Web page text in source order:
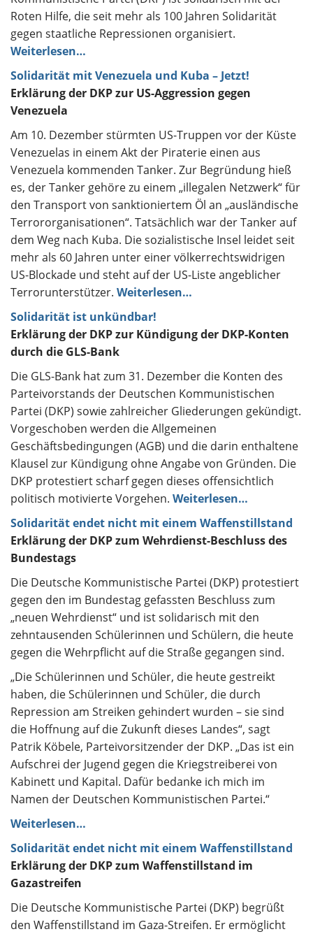
Roten Hilfe, die seit mehr als 100 Jahren Solidarität
gegen staatliche Repressionen organisiert.
Weiterlesen…
Solidarität mit Venezuela und Kuba – Jetzt!
Erklärung der DKP zur US-Aggression gegen
Venezuela
Am 10. Dezember stürmten US-Truppen vor der Küste
Venezuelas in einem Akt der Piraterie einen aus
Venezuela kommenden Tanker. Zur Begründung hieß
es, der Tanker gehöre zu einem „illegalen Netzwerk“ für
den Transport von sanktioniertem Öl an „ausländische
Terrororganisationen“. Tatsächlich war der Tanker auf
dem Weg nach Kuba. Die sozialistische Insel leidet seit
mehr als 60 Jahren unter einer völkerrechtswidrigen
US-Blockade und steht auf der US-Liste angeblicher
Terrorunterstützer. Weiterlesen…
Solidarität ist unkündbar!
Erklärung der DKP zur Kündigung der DKP-Konten
durch die GLS-Bank
Die GLS-Bank hat zum 31. Dezember die Konten des
Parteivorstands der Deutschen Kommunistischen
Partei (DKP) sowie zahlreicher Gliederungen gekündigt.
Vorgeschoben werden die Allgemeinen
Geschäftsbedingungen (AGB) und die darin enthaltene
Klausel zur Kündigung ohne Angabe von Gründen. Die
DKP protestiert scharf gegen dieses offensichtlich
politisch motivierte Vorgehen. Weiterlesen…
Solidarität endet nicht mit einem Waffenstillstand
Erklärung der DKP zum Wehrdienst-Beschluss des
Bundestags
Die Deutsche Kommunistische Partei (DKP) protestiert
gegen den im Bundestag gefassten Beschluss zum
„neuen Wehrdienst“ und ist solidarisch mit den
zehntausenden Schülerinnen und Schülern, die heute
gegen die Wehrpflicht auf die Straße gegangen sind.
„Die Schülerinnen und Schüler, die heute gestreikt
haben, die Schülerinnen und Schüler, die durch
Repression am Streiken gehindert wurden – sie sind
die Hoffnung auf die Zukunft dieses Landes“, sagt
Patrik Köbele, Parteivorsitzender der DKP. „Das ist ein
Aufschrei der Jugend gegen die Kriegstreiberei von
Kabinett und Kapital. Dafür bedanke ich mich im
Namen der Deutschen Kommunistischen Partei.“
Weiterlesen…
Solidarität endet nicht mit einem Waffenstillstand
Erklärung der DKP zum Waffenstillstand im
Gazastreifen
Die Deutsche Kommunistische Partei (DKP) begrüßt
den Waffenstillstand im Gaza-Streifen. Er ermöglicht